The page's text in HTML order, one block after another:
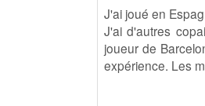
J'ai joué en
J'ai d'autres
joueur de
expérience. Les